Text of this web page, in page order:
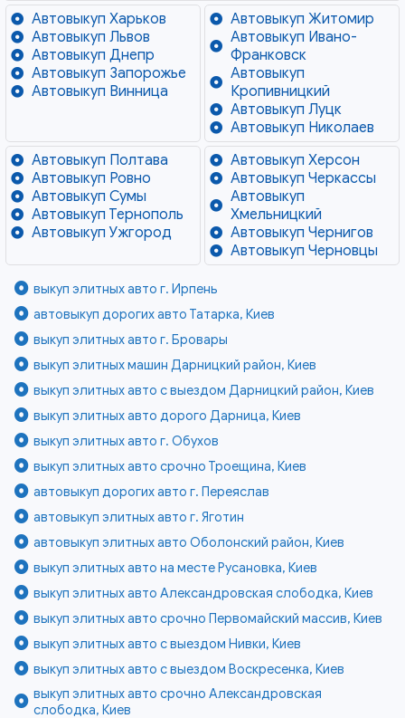
Автовыкуп Харьков
Автовыкуп Львов
Автовыкуп Днепр
Автовыкуп Запорожье
Автовыкуп Винница
Автовыкуп Житомир
Автовыкуп Ивано-
Франковск
Автовыкуп
Кропивницкий
Автовыкуп Луцк
Автовыкуп Николаев
Автовыкуп Полтава
Автовыкуп Ровно
Автовыкуп Сумы
Автовыкуп Тернополь
Автовыкуп Ужгород
Автовыкуп Херсон
Автовыкуп Черкассы
Автовыкуп
Хмельницкий
Автовыкуп Чернигов
Автовыкуп Черновцы
выкуп элитных авто г. Ирпень
автовыкуп дорогих авто Татарка, Киев
выкуп элитных авто г. Бровары
выкуп элитных машин Дарницкий район, Киев
выкуп элитных авто с выездом Дарницкий район, Киев
выкуп элитных авто дорого Дарница, Киев
выкуп элитных авто г. Обухов
выкуп элитных авто срочно Троещина, Киев
автовыкуп дорогих авто г. Переяслав
автовыкуп элитных авто г. Яготин
автовыкуп элитных авто Оболонский район, Киев
выкуп элитных авто на месте Русановка, Киев
выкуп элитных авто Александровская слободка, Киев
выкуп элитных авто срочно Первомайский массив, Киев
выкуп элитных авто с выездом Нивки, Киев
выкуп элитных авто с выездом Воскресенка, Киев
выкуп элитных авто срочно Александровская
слободка, Киев